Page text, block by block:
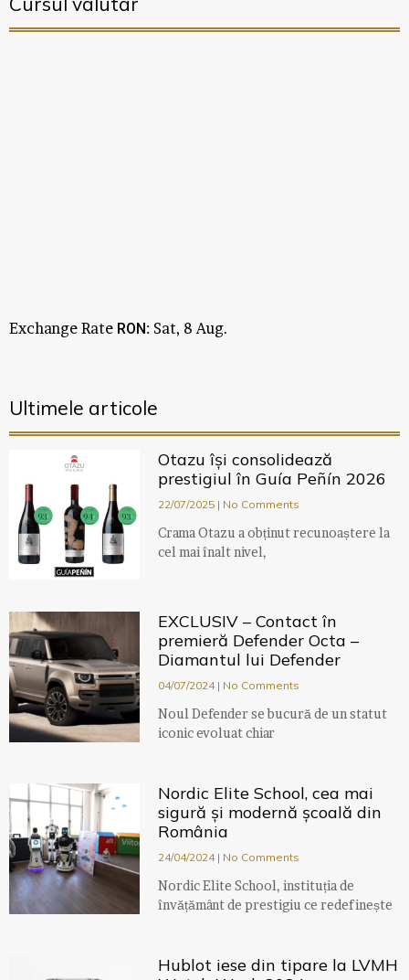
Exchange Rate RON: Sat, 8 Aug.
Ultimele articole
Otazu își consolidează
prestigiul în Guía Peñín 2026
22/07/2025 No Comments
Crama Otazu a obținut recunoaștere la
cel mai înalt nivel,
EXCLUSIV – Contact în
premieră Defender Octa –
Diamantul lui Defender
04/07/2024 No Comments
Noul Defender se bucură de un statut
iconic evoluat chiar
Nordic Elite School, cea mai
sigură și modernă școală din
România
24/04/2024 No Comments
Nordic Elite School, instituția de
învățământ de prestigiu ce redefinește
Hublot iese din tipare la LVMH